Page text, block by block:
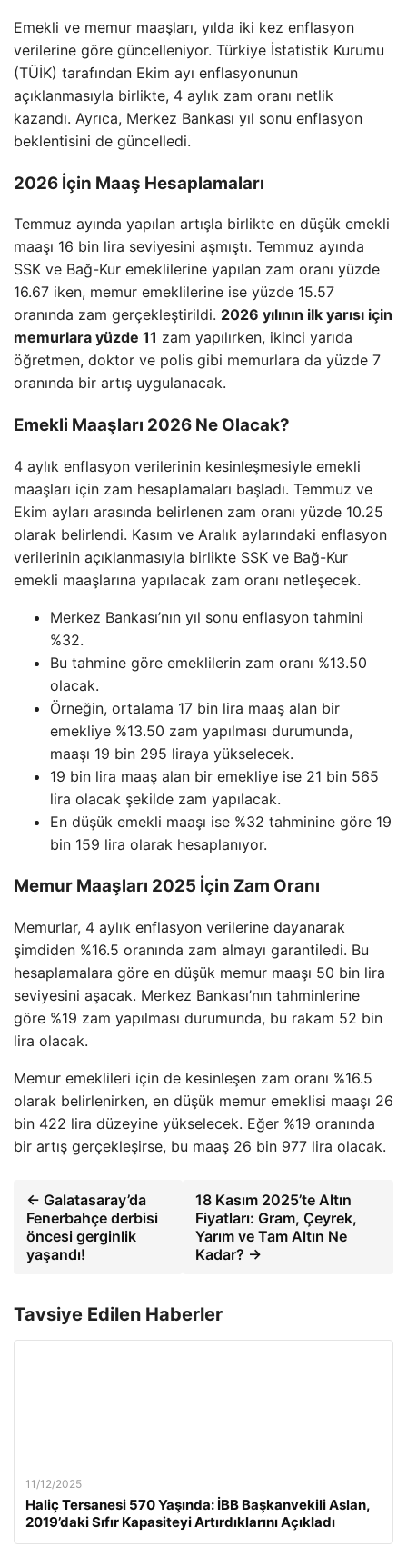
Emekli ve memur maaşları, yılda iki kez enflasyon
verilerine göre güncelleniyor. Türkiye İstatistik Kurumu
(TÜİK) tarafından Ekim ayı enflasyonunun
açıklanmasıyla birlikte, 4 aylık zam oranı netlik
kazandı. Ayrıca, Merkez Bankası yıl sonu enflasyon
beklentisini de güncelledi.
2026 İçin Maaş Hesaplamaları
Temmuz ayında yapılan artışla birlikte en düşük emekli
maaşı 16 bin lira seviyesini aşmıştı. Temmuz ayında
SSK ve Bağ-Kur emeklilerine yapılan zam oranı yüzde
16.67 iken, memur emeklilerine ise yüzde 15.57
oranında zam gerçekleştirildi. 2026 yılının ilk yarısı için
memurlara yüzde 11 zam yapılırken, ikinci yarıda
öğretmen, doktor ve polis gibi memurlara da yüzde 7
oranında bir artış uygulanacak.
Emekli Maaşları 2026 Ne Olacak?
4 aylık enflasyon verilerinin kesinleşmesiyle emekli
maaşları için zam hesaplamaları başladı. Temmuz ve
Ekim ayları arasında belirlenen zam oranı yüzde 10.25
olarak belirlendi. Kasım ve Aralık aylarındaki enflasyon
verilerinin açıklanmasıyla birlikte SSK ve Bağ-Kur
emekli maaşlarına yapılacak zam oranı netleşecek.
Merkez Bankası’nın yıl sonu enflasyon tahmini
%32.
Bu tahmine göre emeklilerin zam oranı %13.50
olacak.
Örneğin, ortalama 17 bin lira maaş alan bir
emekliye %13.50 zam yapılması durumunda,
maaşı 19 bin 295 liraya yükselecek.
19 bin lira maaş alan bir emekliye ise 21 bin 565
lira olacak şekilde zam yapılacak.
En düşük emekli maaşı ise %32 tahminine göre 19
bin 159 lira olarak hesaplanıyor.
Memur Maaşları 2025 İçin Zam Oranı
Memurlar, 4 aylık enflasyon verilerine dayanarak
şimdiden %16.5 oranında zam almayı garantiledi. Bu
hesaplamalara göre en düşük memur maaşı 50 bin lira
seviyesini aşacak. Merkez Bankası’nın tahminlerine
göre %19 zam yapılması durumunda, bu rakam 52 bin
lira olacak.
Memur emeklileri için de kesinleşen zam oranı %16.5
olarak belirlenirken, en düşük memur emeklisi maaşı 26
bin 422 lira düzeyine yükselecek. Eğer %19 oranında
bir artış gerçekleşirse, bu maaş 26 bin 977 lira olacak.
← Galatasaray’da
Fenerbahçe derbisi
öncesi gerginlik
yaşandı!
18 Kasım 2025’te Altın
Fiyatları: Gram, Çeyrek,
Yarım ve Tam Altın Ne
Kadar? →
Tavsiye Edilen Haberler
11/12/2025
Haliç Tersanesi 570 Yaşında: İBB Başkanvekili Aslan,
2019’daki Sıfır Kapasiteyi Artırdıklarını Açıkladı